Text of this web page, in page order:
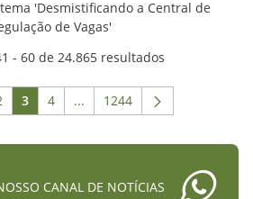
'Desmistificando a Central de
de Vagas'
- 60 de 24.865 resultados
Página
3 Página
4 ...Páginas intermediárias Usar
Página
1244
CANAL DE NOTÍCIAS